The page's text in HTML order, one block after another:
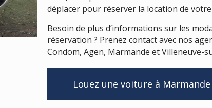
déplacer pour réserver la location de
Besoin de plus d’informations sur les
réservation ? Prenez contact avec nos
Condom, Agen, Marmande et Villeneuve-
Louez une voiture à Marmande